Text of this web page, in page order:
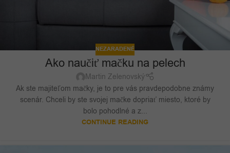
NEZARADENÉ
Ako naučiť mačku na pelech
Martin Zelenovský
Ak ste majiteľom mačky, je to pre vás pravdepodobne známy
scenár. Chceli by ste svojej mačke dopriať miesto, ktoré by
bolo pohodlné a z...
CONTINUE READING